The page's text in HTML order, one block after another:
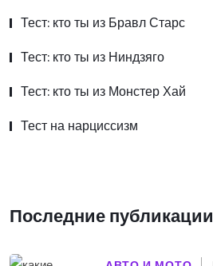
Тест: кто ты из Бравл Старс
Тест: кто ты из Ниндзяго
Тест: кто ты из Монстер Хай
Тест на нарциссизм
Последние публикации